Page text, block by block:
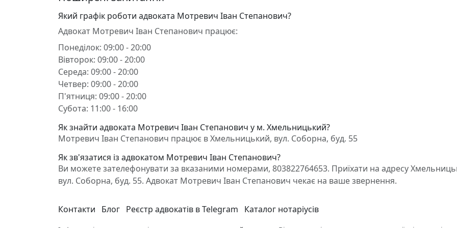
Який графік роботи адвоката Мотревич Іван Степанович?
Адвокат Мотревич Іван Степанович працює:
Понеділок: 09:00 - 20:00
Вівторок: 09:00 - 20:00
Середа: 09:00 - 20:00
Четвер: 09:00 - 20:00
П'ятниця: 09:00 - 20:00
Субота: 11:00 - 16:00
Як знайти адвоката Мотревич Іван Степанович у м. Хмельницький?
Мотревич Іван Степанович працює в Хмельницький, вул. Соборна, буд. 55
Як зв'язатися із адвокатом Мотревич Іван Степанович?
Ви можете зателефонувати за вказаними номерами, 803822764653. Приїхати на адресу
вул. Соборна, буд. 55. Адвокат Мотревич Іван Степанович чекає на ваше звернення.
Контакти Блог Реєстр адвокатів в Telegram Каталог нотаріусів